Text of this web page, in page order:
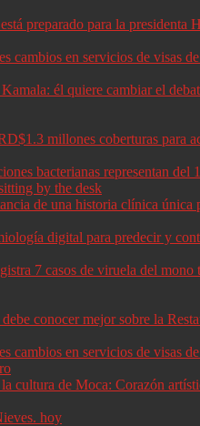
preparado para la presidenta
cambios en servicios de visas
él quiere cambiar el
millones coberturas para
bacterianas representan del
de una historia clínica única
digital para predecir y
7 casos de viruela del
conocer mejor sobre la
cambios en servicios de visas
cultura de Moca: Corazón
hoy